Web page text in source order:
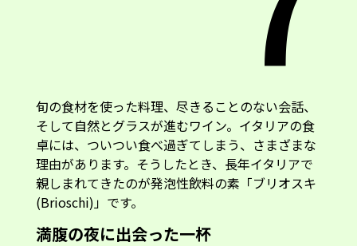
旬の食材を使った料理、尽きることのない会話、
そして自然とグラスが進むワイン。イタリアの食
卓には、ついつい食べ過ぎてしまう、さまざまな
理由があります。そうしたとき、長年イタリアで
親しまれてきたのが発泡性飲料の素「ブリオスキ
(Brioschi)」です。
満腹の夜に出会った一杯